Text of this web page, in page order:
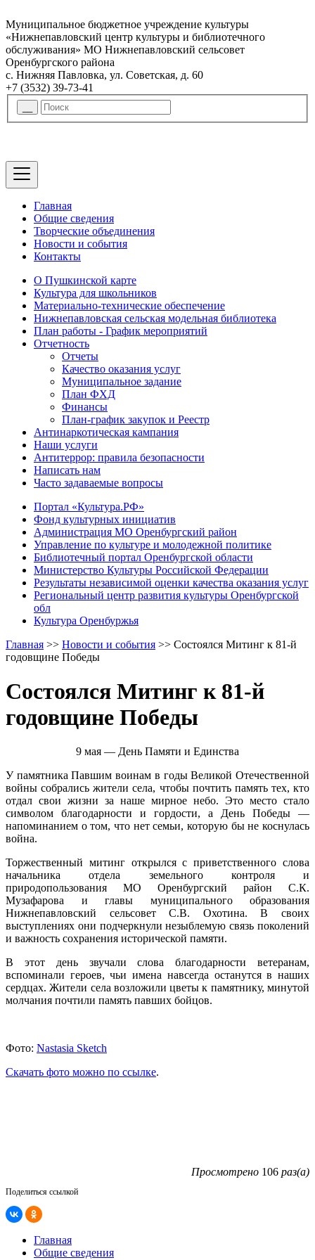
Муниципальное бюджетное учреждение культуры
«Нижнепавловский центр культуры и библиотечного
обслуживания» МО Нижнепавловский сельсовет
Оренбургского района
с. Нижняя Павловка, ул. Советская, д. 60
+7 (3532) 39-73-41
Главная
Общие сведения
Творческие объединения
Новости и события
Контакты
О Пушкинской карте
Культура для школьников
Материально-технические обеспечение
Нижнепавловская сельская модельная библиотека
План работы - График мероприятий
Отчетность
Отчеты
Качество оказания услуг
Муниципальное задание
План ФХД
Финансы
План-график закупок и Реестр
Антинаркотическая кампания
Наши услуги
Антитеррор: правила безопасности
Написать нам
Часто задаваемые вопросы
Портал «Культура.РФ»
Фонд культурных инициатив
Администрация МО Оренбургский район
Управление по культуре и молодежной политике
Библиотечный портал Оренбургской области
Министерство Культуры Российской Федерации
Результаты независимой оценки качества оказания услуг
Региональный центр развития культуры Оренбургской
обл
Культура Оренбуржья
Главная >> Новости и события >> Состоялся Митинг к 81-й
годовщине Победы
Состоялся Митинг к 81-й
годовщине Победы
9 мая — День Памяти и Единства
У памятника Павшим воинам в годы Великой Отечественной
войны собрались жители села, чтобы почтить память тех, кто
отдал свои жизни за наше мирное небо. Это место стало
символом благодарности и гордости, а День Победы —
напоминанием о том, что нет семьи, которую бы не коснулась
война.
Торжественный митинг открылся с приветственного слова
начальника отдела земельного контроля и
природопользования МО Оренбургский район С.К.
Музафарова и главы муниципального образования
Нижнепавловский сельсовет С.В. Охотина. В своих
выступлениях они подчеркнули незыблемую связь поколений
и важность сохранения исторической памяти.
В этот день звучали слова благодарности ветеранам,
вспоминали героев, чьи имена навсегда останутся в наших
сердцах. Жители села возложили цветы к памятнику, минутой
молчания почтили память павших бойцов.
Фото: Nastasia Sketch
Скачать фото можно по ссылке.
Просмотрено 106 раз(а)
Поделиться ссылкой
Главная
Общие сведения